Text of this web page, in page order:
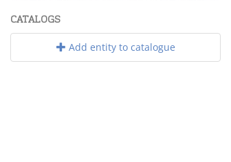
CATALOGS
Add entity to catalogue